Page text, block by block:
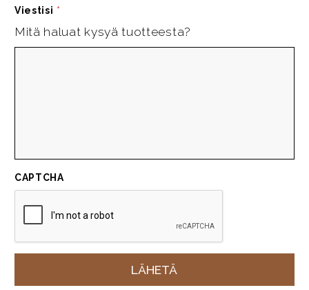
Viestisi *
Mitä haluat kysyä tuotteesta?
CAPTCHA